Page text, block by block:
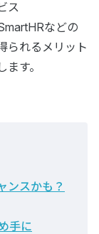
ス
などの
られるメリット
す。
ンスかも？
手に